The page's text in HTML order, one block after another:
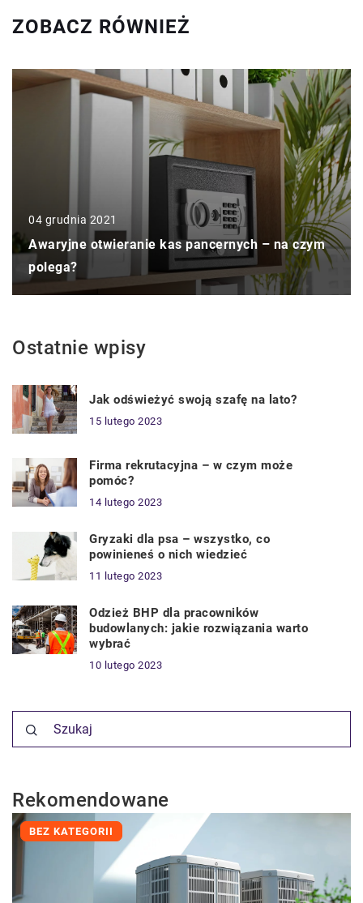
ZOBACZ RÓWNIEŻ
04 grudnia 2021
Awaryjne otwieranie kas pancernych – na czym
polega?
Ostatnie wpisy
Jak odświeżyć swoją szafę na lato?
15 lutego 2023
Firma rekrutacyjna – w czym może
pomóc?
14 lutego 2023
Gryzaki dla psa – wszystko, co
powinieneś o nich wiedzieć
11 lutego 2023
Odzież BHP dla pracowników
budowlanych: jakie rozwiązania warto
wybrać
10 lutego 2023
Rekomendowane
BEZ KATEGORII